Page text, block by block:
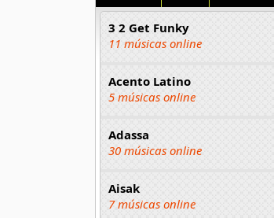
3 2 Get Funky
11 músicas online
Acento Latino
5 músicas online
Adassa
30 músicas online
Aisak
7 músicas online